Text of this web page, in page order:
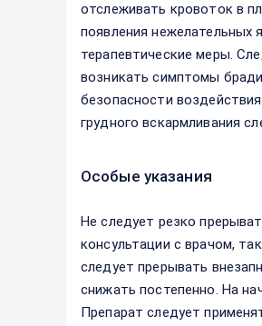
отслеживать кровоток в
появления нежелательных
терапевтические меры.
возникать симптомы
безопасности
грудного вскармливания
Особые указания
Не следует резко
консультации с врачом,
следует прерывать
снижать постепенно. На
Препарат следует